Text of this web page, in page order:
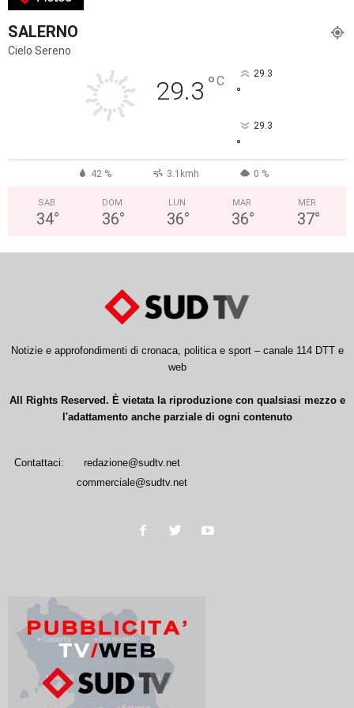
SALERNO
Cielo Sereno
29.3 °C 29.3
°
29.3
°
42 % 3.1kmh 0 %
SAB
34°
DOM
36°
LUN
36°
MAR
36°
MER
37°
Notizie e approfondimenti di cronaca, politica e sport – canale 114 DTT e
web
All Rights Reserved. È vietata la riproduzione con qualsiasi mezzo e
l'adattamento anche parziale di ogni contenuto
Contattaci:
redazione@sudtv.net
commerciale@sudtv.net